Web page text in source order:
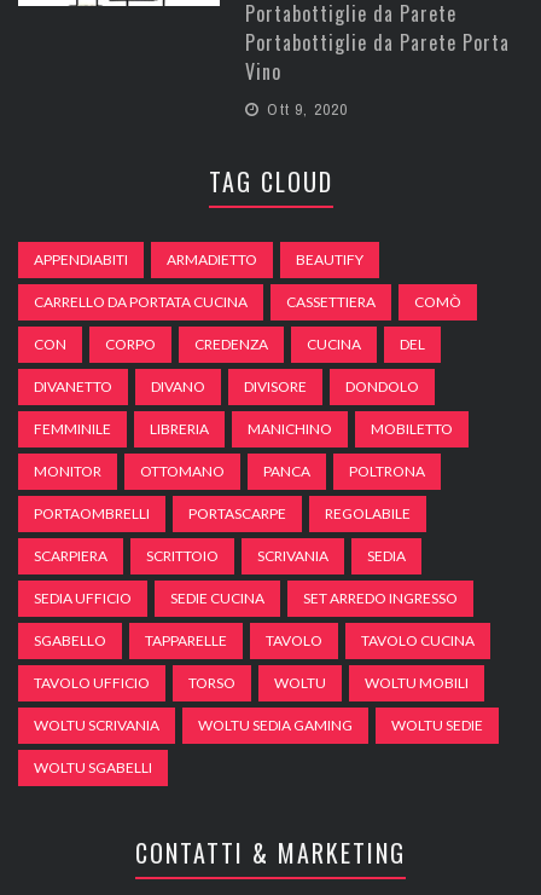
Portabottiglie da Parete
Portabottiglie da Parete Porta
Vino
Ott 9, 2020
TAG CLOUD
APPENDIABITI ARMADIETTO BEAUTIFY
CARRELLO DA PORTATA CUCINA CASSETTIERA COMÒ
CON CORPO CREDENZA CUCINA DEL
DIVANETTO DIVANO DIVISORE DONDOLO
FEMMINILE LIBRERIA MANICHINO MOBILETTO
MONITOR OTTOMANO PANCA POLTRONA
PORTAOMBRELLI PORTASCARPE REGOLABILE
SCARPIERA SCRITTOIO SCRIVANIA SEDIA
SEDIA UFFICIO SEDIE CUCINA SET ARREDO INGRESSO
SGABELLO TAPPARELLE TAVOLO TAVOLO CUCINA
TAVOLO UFFICIO TORSO WOLTU WOLTU MOBILI
WOLTU SCRIVANIA WOLTU SEDIA GAMING WOLTU SEDIE
WOLTU SGABELLI
CONTATTI & MARKETING